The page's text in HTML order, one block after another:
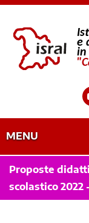
MENU
Proposte
scolastico 2022